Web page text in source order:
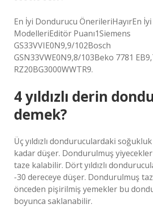
En İyi Dondurucu ÖnerileriHayırEn
ModelleriEditör Puanı1Siemens
GS33VVIE0N9,9/102Bosch
GSN33VWE0N9,8/103Beko 7781
RZ20BG3000WWTR9.
4 yıldızlı derin
demek?
Üç yıldızlı donduruculardaki
kadar düşer. Dondurulmuş
taze kalabilir. Dört yıldızlı
-30 dereceye düşer. Dondurulmuş
önceden pişirilmiş yemekler bu
boyunca saklanabilir.